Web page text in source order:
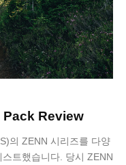
Pack Review
의 ZENN 시리즈를 다양
트했습니다. 당시 ZENN